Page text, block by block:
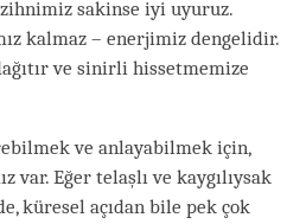
sakinse iyi uyuruz.
kalmaz – enerjimiz dengelidir.
ve sinirli hissetmemize
ve anlayabilmek için,
var. Eğer telaşlı ve kaygılıysak
küresel açıdan bile pek çok